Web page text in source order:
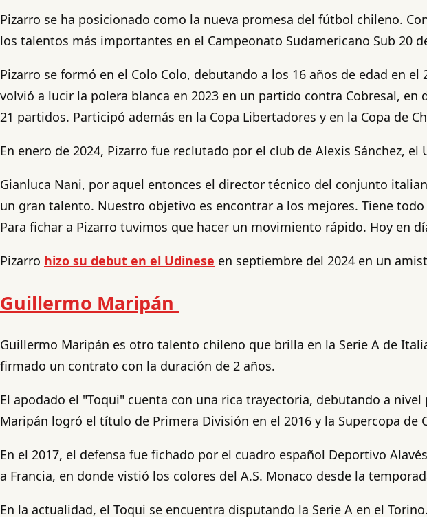
Pizarro se ha posicionado como la nueva promesa del fútbol chileno.
los talentos más importantes en el Campeonato Sudamericano Sub 20
Pizarro se formó en el Colo Colo, debutando a los 16 años de edad en
volvió a lucir la polera blanca en 2023 en un partido contra Cobresal,
21 partidos. Participó además en la Copa Libertadores y en la Copa de
En enero de 2024, Pizarro fue reclutado por el club de Alexis Sánchez,
Gianluca Nani, por aquel entonces el director técnico del conjunto
un gran talento. Nuestro objetivo es encontrar a los mejores. Tiene
Para fichar a Pizarro tuvimos que hacer un movimiento rápido. Hoy en
Pizarro hizo su debut en el Udinese en septiembre del 2024 en un
Guillermo Maripán
Guillermo Maripán es otro talento chileno que brilla en la Serie A de
firmado un contrato con la duración de 2 años.
El apodado el "Toqui" cuenta con una rica trayectoria, debutando a
Maripán logró el título de Primera División en el 2016 y la Supercopa de
En el 2017, el defensa fue fichado por el cuadro español Deportivo
a Francia, en donde vistió los colores del A.S. Monaco desde la
En la actualidad, el Toqui se encuentra disputando la Serie A en el